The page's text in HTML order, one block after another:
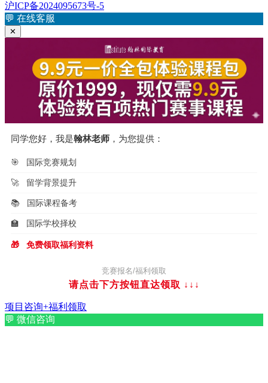
航
文
章：
沪ICP备2024095673号-5
💬 在线客服
✕
同学您好，我是翰林老师 ，为您提供：
🎯 国际竞赛规划
🚀 留学背景提升
📚 国际课程备考
🏫 国际学校择校
🎁 免费领取福利资料
竞赛报名/福利领取
请点击下方按钮直达领取 ↓↓↓
项目咨询+福利领取
💬 微信咨询